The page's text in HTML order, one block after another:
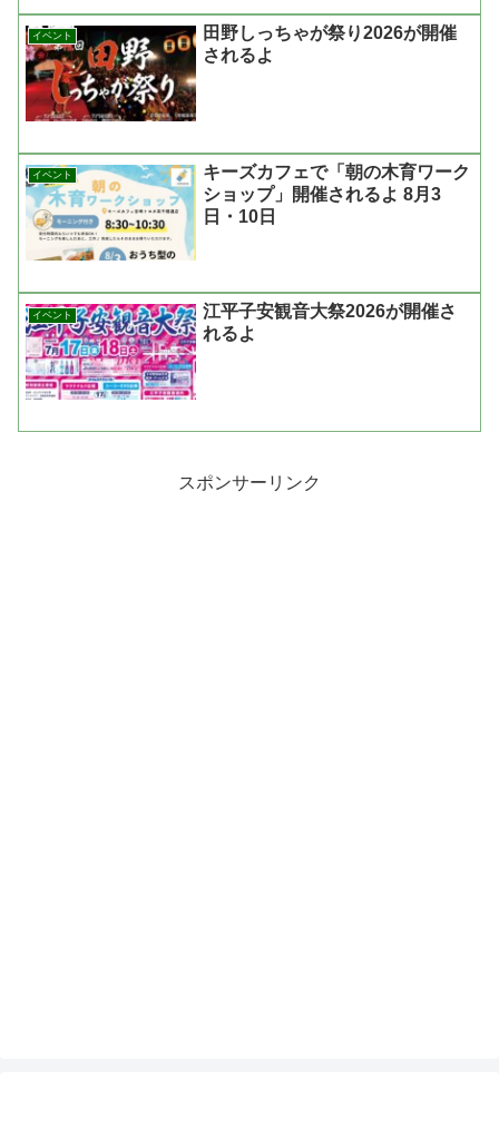
イベント
田野しっちゃが祭り2026が開催
されるよ
イベント
キーズカフェで「朝の木育ワーク
ショップ」開催されるよ 8月3
日・10日
イベント
江平子安観音大祭2026が開催さ
れるよ
スポンサーリンク